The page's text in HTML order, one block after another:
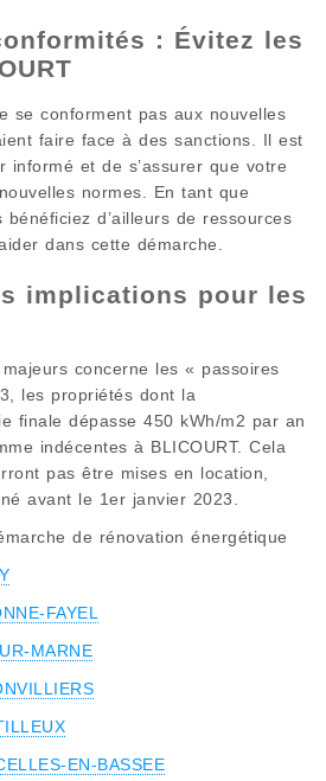
: Évitez les
se conforment pas aux nouvelles
faire face à des sanctions. Il est
informé et de s’assurer que votre
normes. En tant que
d’ailleurs de ressources
dans cette démarche.
implications pour les
majeurs concerne les « passoires
les propriétés dont la
finale dépasse 450 kWh/m2 par an
indécentes à BLICOURT. Cela
pas être mises en location,
avant le 1er janvier 2023.
de rénovation énergétique
FAYEL
MARNE
EN-BASSEE